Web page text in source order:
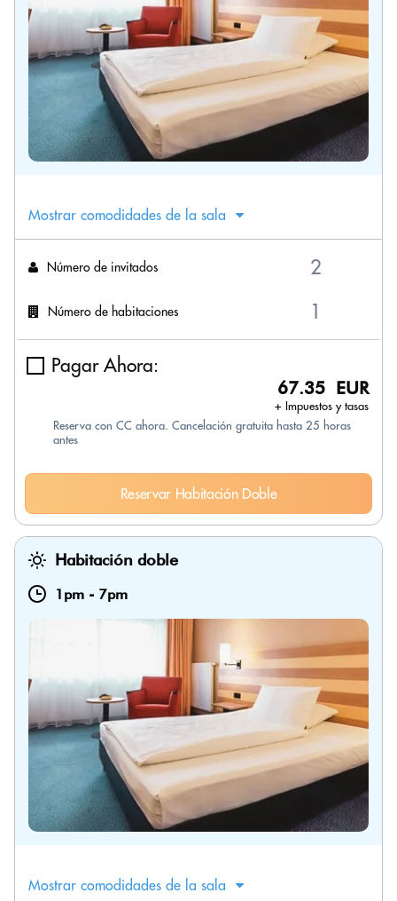
Mostrar comodidades de la sala
Número de invitados
Número de habitaciones
Pagar Ahora:
67.35 EUR
+ Impuestos y tasas
Reserva con CC ahora. Cancelación gratuita hasta 25 horas
antes
Reservar Habitación Doble
Habitación doble
1pm - 7pm
Mostrar comodidades de la sala